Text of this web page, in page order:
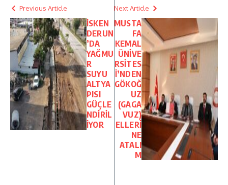
Previous Article
İSKEN
DERUN
’DA
YAĞMU
R
SUYU
ALTYA
PISI
GÜÇLE
NDİRİL
İYOR
Next Article
MUSTA
FA
KEMAL
ÜNİVE
RSİTES
İ’NDEN
GÖKOĞ
UZ
(GAGA
VUZ)
ELLERİ
NE
ATALI
M